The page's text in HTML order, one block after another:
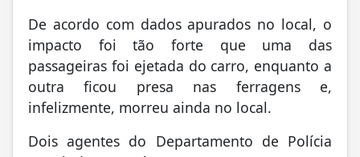
De acordo com dados apurados no local, o
impacto foi tão forte que uma das
passageiras foi ejetada do carro, enquanto a
outra ficou presa nas ferragens e,
infelizmente, morreu ainda no local.
Dois agentes do Departamento de Polícia